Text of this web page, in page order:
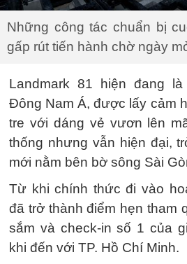
Những công tác chuẩn bị
gấp rút tiến hành chờ ngày
Landmark 81 hiện đang
Đông Nam Á, được lấy cảm
tre với dáng vẻ vươn lên
thống nhưng vẫn hiện đại,
mới nằm bên bờ sông Sài
Từ khi chính thức đi vào
đã trở thành điểm hẹn tham
sắm và check-in số 1 của
khi đến với TP. Hồ Chí Minh.